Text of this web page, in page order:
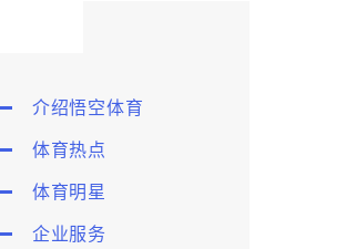
介绍悟空体育
体育热点
体育明星
企业服务